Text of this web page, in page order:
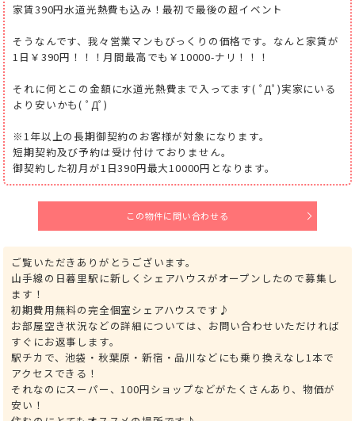
家賃390円水道光熱費も込み！最初で最後の超イベント
そうなんです、我々営業マンもびっくりの価格です。なんと家賃が
1日￥390円！！！月間最高でも￥10000-ナリ！！！
それに何とこの金額に水道光熱費まで入ってます( ﾟДﾟ)実家にいる
より安いかも( ﾟДﾟ)
※1年以上の長期御契約のお客様が対象になります。
短期契約及び予約は受け付けておりません。
御契約した初月が1日390円最大10000円となります。
この物件に問い合わせる
ご覧いただきありがとうございます。
山手線の日暮里駅に新しくシェアハウスがオープンしたので募集し
ます！
初期費用無料の完全個室シェアハウスです♪
お部屋空き状況などの詳細については、お問い合わせいただければ
すぐにお返事します。
駅チカで、池袋・秋葉原・新宿・品川などにも乗り換えなし1本で
アクセスできる！
それなのにスーパー、100円ショップなどがたくさんあり、物価が
安い！